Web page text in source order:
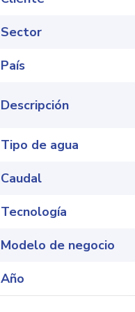
Sector
País
Descripción
Tipo de agua
Caudal
Tecnología
Modelo de negocio
Año